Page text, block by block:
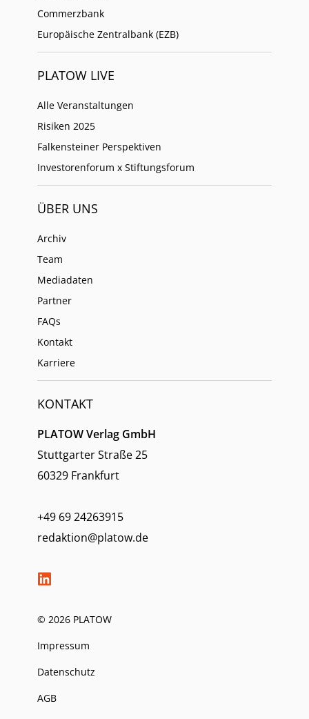
Commerzbank
Europäische Zentralbank (EZB)
PLATOW LIVE
Alle Veranstaltungen
Risiken 2025
Falkensteiner Perspektiven
Investorenforum x Stiftungsforum
ÜBER UNS
Archiv
Team
Mediadaten
Partner
FAQs
Kontakt
Karriere
KONTAKT
PLATOW Verlag GmbH
Stuttgarter Straße 25
60329 Frankfurt
+49 69 24263915
redaktion@platow.de
© 2026 PLATOW
Impressum
Datenschutz
AGB